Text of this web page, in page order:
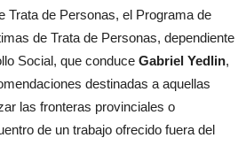
Trata de Personas, el Programa de
de Trata de Personas, dependiente
Social, que conduce Gabriel Yedlin,
destinadas a aquellas
las fronteras provinciales o
de un trabajo ofrecido fuera del